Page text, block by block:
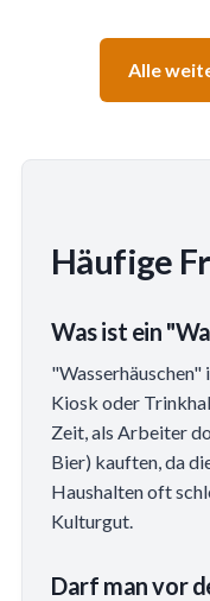
Alle
Häufige
Was ist ein
Kiosk oder
Zeit, als Arbeiter
Bier) kauften, da
Haushalten oft
Kulturgut.
Darf man vor